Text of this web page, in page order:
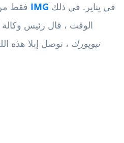
فقط وقعت مع نماذج IMG في يناير. في ذلك
الوقت ، قال رئيس وكالة
نيويورك ، توصل إيلا هذه